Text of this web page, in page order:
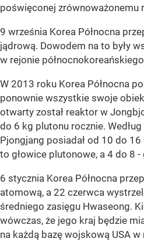
poświęconej zrównoważonemu
9 września Korea Północna
jądrową. Dowodem na to były
w rejonie
W 2013 roku Korea Północna
ponownie wszystkie swoje
otwarty został reaktor w
do 6 kg plutonu rocznie.
Pjongjang posiadał od 10 do
to głowice plutonowe, a 4 do 8 -
6 stycznia Korea Północna
atomową, a 22 czerwca
średniego zasięgu Hwaseong.
wówczas, że jego kraj będzie
na każdą bazę wojskową USA